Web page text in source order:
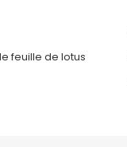
feuille de lotus